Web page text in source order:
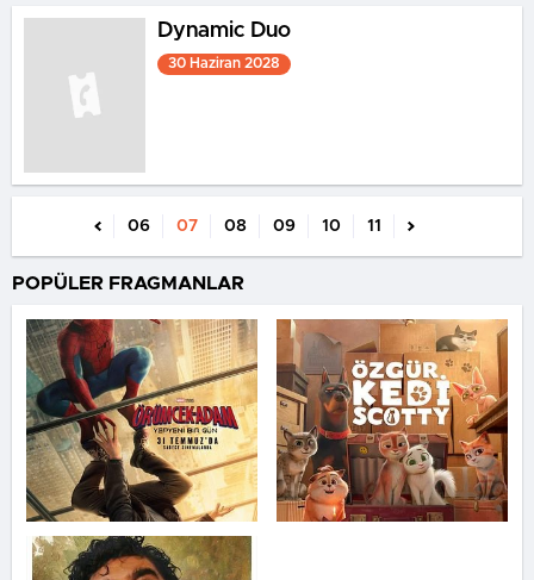
Dynamic Duo
30 Haziran 2028
06 07 08 09 10 11
POPÜLER FRAGMANLAR